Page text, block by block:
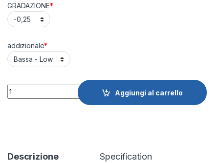
GRADAZIONE*
addizionale*
Quantity
Aggiungi al carrello
Descrizione Specification